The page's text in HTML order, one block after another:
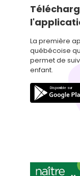
La première
québécoise
permet de
enfant.